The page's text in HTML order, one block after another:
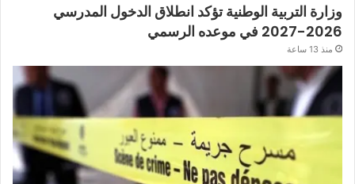
وزارة التربية الوطنية تؤكد انطلاق الدخول المدرسي
2026-2027 في موعده الرسمي
منذ 13 ساعة